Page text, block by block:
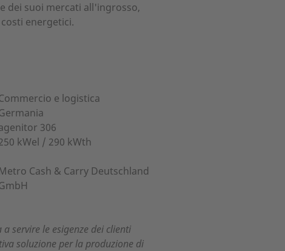
dei suoi mercati all'ingrosso,
energetici.
e logistica
306
kWel / 290 kWth
Metro Cash & Carry Deutschland
servire le esigenze dei clienti
soluzione per la produzione di